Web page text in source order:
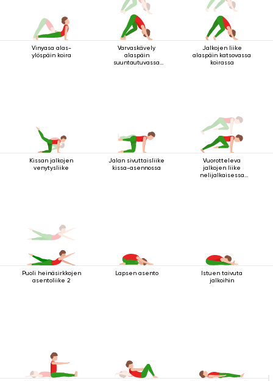
Vinyasa alas-
ylöspäin koira
Varvaskävely
alaspäin
suuntautuvassa
Jalkojen liike
alaspäin katsovassa
koirassa
Kissan jalkojen
venytysliike
Jalan sivuttaisliike
kissa-asennossa
Vuorotteleva
jalkojen liike
nelijalkaisessa
Puoli heinäsirkkojen
asentoliike 2
Lapsen asento
Istuen taivuta
jalkoihin